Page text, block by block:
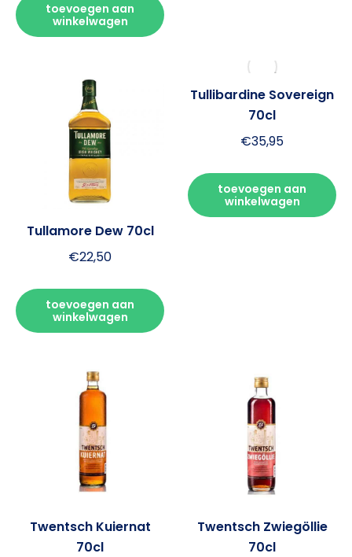
toevoegen aan
winkelwagen
Tullamore Dew 70cl
€22,50
toevoegen aan
winkelwagen
Tullibardine Sovereign
70cl
€35,95
toevoegen aan
winkelwagen
Twentsch Kuiernat
70cl
Twentsch Zwiegöllie
70cl